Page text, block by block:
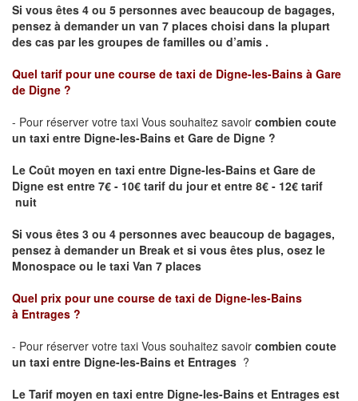
Si vous êtes 4 ou 5 personnes avec beaucoup de bagages,
pensez à demander un van 7 places choisi dans la plupart
des cas par les groupes de familles ou d’amis .
Quel tarif pour une course de taxi de Digne-les-Bains à Gare
de Digne ?
- Pour réserver votre taxi Vous souhaitez savoir combien coute
un taxi entre Digne-les-Bains et Gare de Digne ?
Le Coût moyen en taxi entre Digne-les-Bains et Gare de
Digne est entre 7€ - 10€ tarif du jour et entre 8€ - 12€ tarif
nuit
Si vous êtes 3 ou 4 personnes avec beaucoup de bagages,
pensez à demander un Break et si vous êtes plus, osez le
Monospace ou le taxi Van 7 places
Quel prix pour une course de taxi de Digne-les-Bains
à Entrages ?
- Pour réserver votre taxi Vous souhaitez savoir combien coute
un taxi entre Digne-les-Bains et Entrages ?
Le Tarif moyen en taxi entre Digne-les-Bains et Entrages est